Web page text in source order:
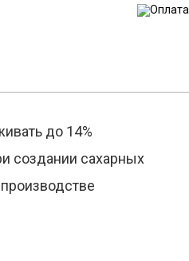
до 14%
создании сахарных